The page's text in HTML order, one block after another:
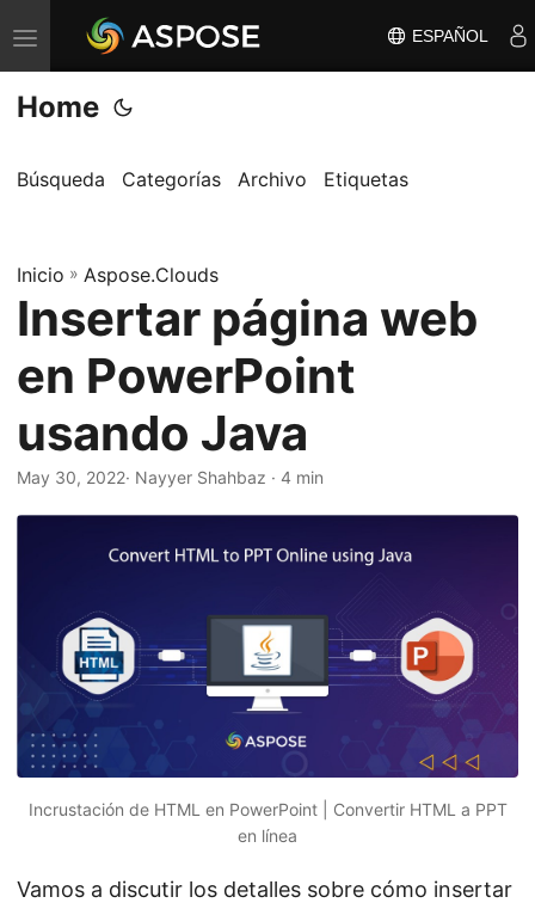
A
l
t
r
r
n
a
v
g
a
c
ESPAÑOL
Home
Búsqueda Categorías Archivo Etiquetas
Inicio » Aspose.Clouds
Insertar página web
en PowerPoint
usando Java
May 30, 2022· Nayyer Shahbaz · 4 min
Incrustación de HTML en PowerPoint | Convertir HTML a PPT
en línea
Vamos a discutir los detalles sobre cómo insertar